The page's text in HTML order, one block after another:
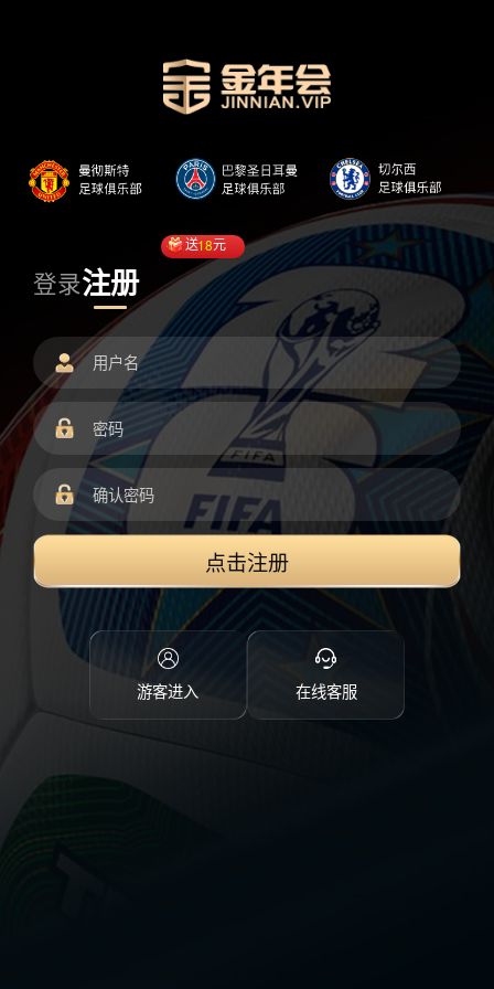
登录注册
送18元
点击注册
游客进入 在线客服